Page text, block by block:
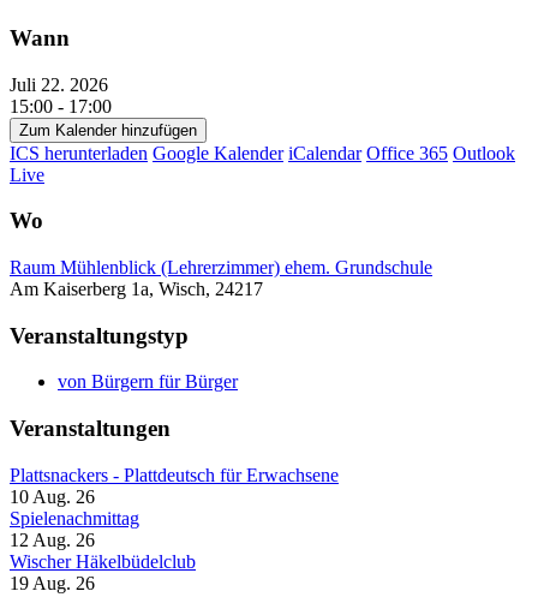
Wann
Juli 22. 2026
15:00 - 17:00
Zum Kalender hinzufügen
ICS herunterladen Google Kalender iCalendar Office 365 Outlook
Live
Wo
Raum Mühlenblick (Lehrerzimmer) ehem. Grundschule
Am Kaiserberg 1a, Wisch, 24217
Veranstaltungstyp
von Bürgern für Bürger
Veranstaltungen
Plattsnackers - Plattdeutsch für Erwachsene
10 Aug. 26
Spielenachmittag
12 Aug. 26
Wischer Häkelbüdelclub
19 Aug. 26